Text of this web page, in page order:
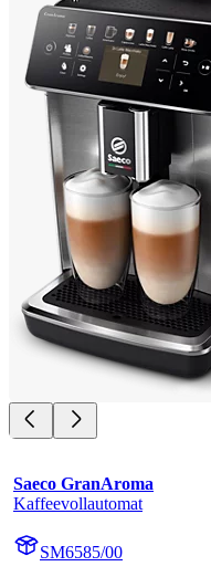
Saeco GranAroma
Kaffeevollautomat
SM6585/00